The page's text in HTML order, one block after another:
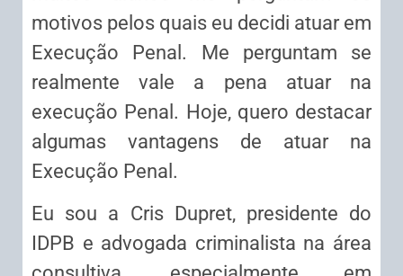
motivos pelos quais eu decidi atuar em
Execução Penal. Me perguntam se
realmente vale a pena atuar na
execução Penal. Hoje, quero destacar
algumas vantagens de atuar na
Execução Penal.
Eu sou a Cris Dupret, presidente do
IDPB e advogada criminalista na área